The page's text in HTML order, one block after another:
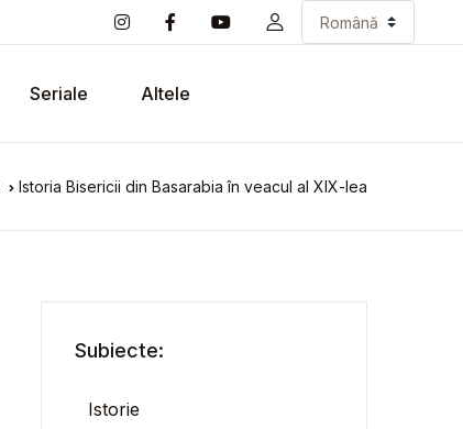
Seriale Altele
Istoria Bisericii din Basarabia în veacul al XIX-lea
Subiecte:
Istorie